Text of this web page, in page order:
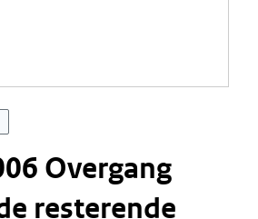
Overgang
resterende